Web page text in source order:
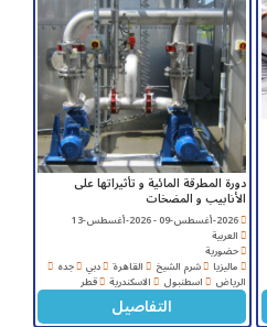
دورة المطرقة المائية و تأثيراتها على
الأنابيب و المضخات
2026-أغسطس-09 - 2026-أغسطس-13
العربية
حضورية
ماليزيا شرم الشيخ القاهرة دبي جده
الرياض اسطنبول الاسكندرية قطر
التفاصيل